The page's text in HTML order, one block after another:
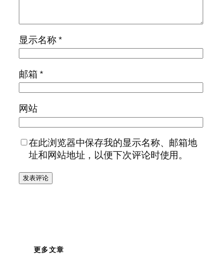
显示名称*
邮箱*
网站
在此浏览器中保存我的显示名称、邮箱地
址和网站地址，以便下次评论时使用。
更多文章